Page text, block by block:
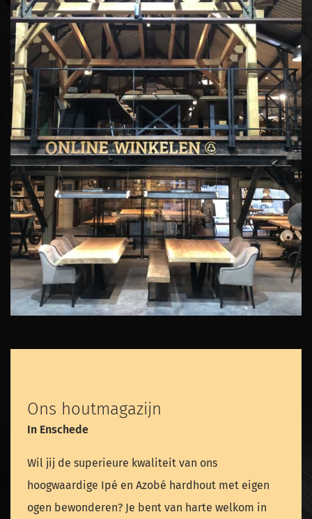
Ons houtmagazijn
In Enschede
Wil jij de superieure kwaliteit van ons
hoogwaardige Ipé en Azobé hardhout met eigen
ogen bewonderen? Je bent van harte welkom in